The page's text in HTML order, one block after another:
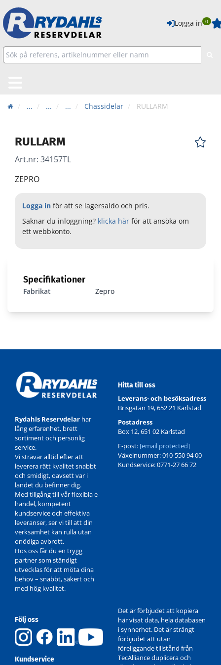
Logga in 0
... ... ... Chassidelar RULLARM
RULLARM
Art.nr: 34157TL
ZEPRO
Logga in för att se lagersaldo och pris.
Saknar du inloggning? klicka här för att ansöka om
ett webbkonto.
Specifikationer
Fabrikat Zepro
Rydahls Reservdelar har
lång erfarenhet, brett
sortiment och personlig
service.
Vi strävar alltid efter att
leverera rätt kvalitet snabbt
och smidigt, oavsett var i
landet du befinner dig.
Med tillgång till vår flexibla e-
handel, kompetent
kundservice och effektiva
leveranser, ser vi till att din
verksamhet kan rulla utan
onödiga avbrott.
Hos oss får du en trygg
partner som ständigt
utvecklas för att möta dina
behov – snabbt, säkert och
med hög kvalitet.
Hitta till oss
Leverans- och besöksadress
Brisgatan 19, 652 21 Karlstad
Postadress
Box 12, 651 02 Karlstad
E-post: [email protected]
Växelnummer: 010-550 94 00
Kundservice: 0771-27 66 72
Följ oss
Kundservice
Det är förbjudet att kopiera
här visat data, hela databasen
i synnerhet. Det är strängt
förbjudet att utan
föreliggande tillstånd från
TecAlliance duplicera och